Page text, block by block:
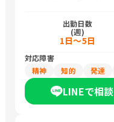
出勤日数
(週)
1日～5日
対応障害
精神
知的 発達
LINEで相談